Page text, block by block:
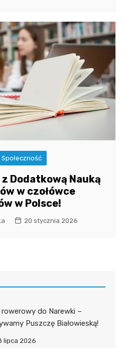
Społeczność
Dodatkową Nauką
w czołówce
w Polsce!
20 stycznia 2026
rowerowy do Narewki –
Puszczę Białowieską!
lipca 2026